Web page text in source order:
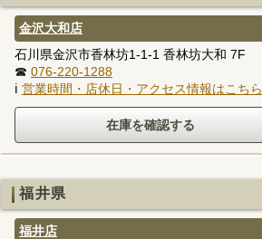
金沢大和店
石川県金沢市香林坊1-1-1 香林坊大和 7F
☎ 076-220-1288
ℹ 営業時間・店休日・アクセス情報はこちら
福井県
福井店